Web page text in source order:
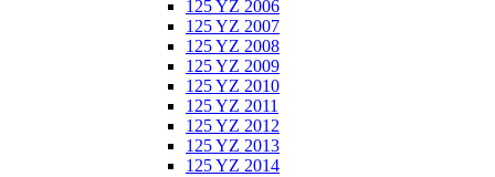
125 YZ 2006
125 YZ 2007
125 YZ 2008
125 YZ 2009
125 YZ 2010
125 YZ 2011
125 YZ 2012
125 YZ 2013
125 YZ 2014